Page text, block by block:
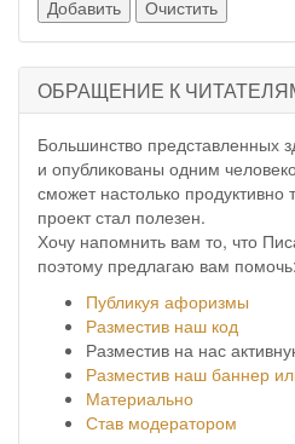
ОБРАЩЕНИЕ К
Большинство представленных
и опубликованы одним
сможет настолько продуктивно
проект стал полезен.
Хочу напомнить вам то, что
поэтому предлагаю вам помочь:
Публикуя афоризмы
Разместив наш код
Разместив на нас
Разместив наш баннер
Материально
Став модератором